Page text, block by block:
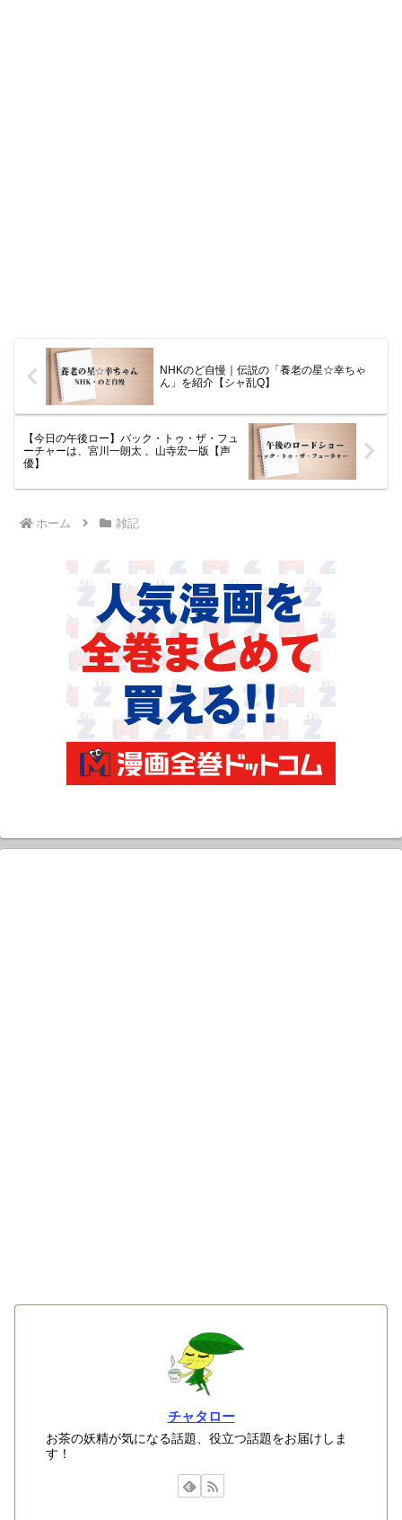
NHKのど自慢｜伝説の「養老の星☆幸ちゃ
ん」を紹介【シャ乱Q】
【今日の午後ロー】バック・トゥ・ザ・フュ
ーチャーは、宮川一朗太 、山寺宏一版【声
優】
ホーム 雑記
チャタロー
お茶の妖精が気になる話題、役立つ話題をお届けしま
す！